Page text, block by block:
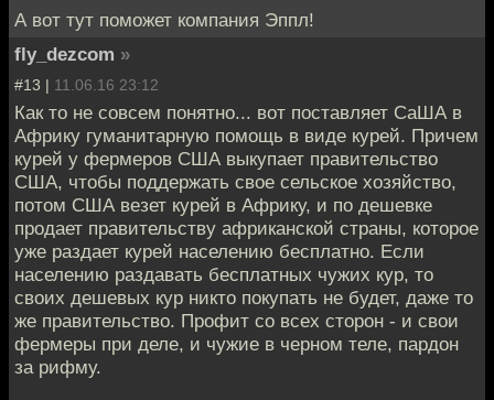
А вот тут поможет компания Эппл!
fly_dezcom »
#13 | 11.06.16 23:12
Как то не совсем понятно... вот поставляет СаША в
Африку гуманитарную помощь в виде курей. Причем
курей у фермеров США выкупает правительство
США, чтобы поддержать свое сельское хозяйство,
потом США везет курей в Африку, и по дешевке
продает правительству африканской страны, которое
уже раздает курей населению бесплатно. Если
населению раздавать бесплатных чужих кур, то
своих дешевых кур никто покупать не будет, даже то
же правительство. Профит со всех сторон - и свои
фермеры при деле, и чужие в черном теле, пардон
за рифму.